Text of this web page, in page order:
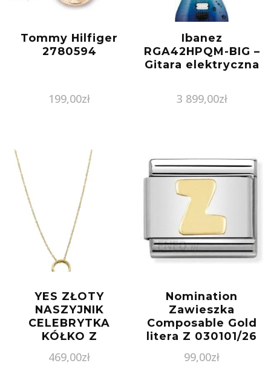
Tommy Hilfiger
2780594
199,00zł
Ibanez
RGA42HPQM-BIG –
Gitara elektryczna
3 899,00zł
YES ZŁOTY
NASZYJNIK
CELEBRYTKA
KÓŁKO Z
469,00zł
Nomination
Zawieszka
Composable Gold
litera Z 030101/26
99,00zł